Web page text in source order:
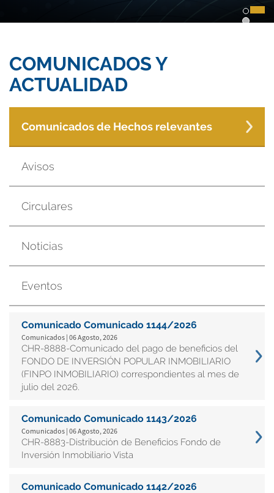
COMUNICADOS Y
ACTUALIDAD
Comunicados de Hechos relevantes
Avisos
Circulares
Noticias
Eventos
Comunicado Comunicado 1144/2026
Comunicados | 06 Agosto, 2026
CHR-8888-Comunicado del pago de beneficios del
FONDO DE INVERSIÓN POPULAR INMOBILIARIO
(FINPO INMOBILIARIO) correspondientes al mes de
julio del 2026.
Comunicado Comunicado 1143/2026
Comunicados | 06 Agosto, 2026
CHR-8883-Distribución de Beneficios Fondo de
Inversión Inmobiliario Vista
Comunicado Comunicado 1142/2026